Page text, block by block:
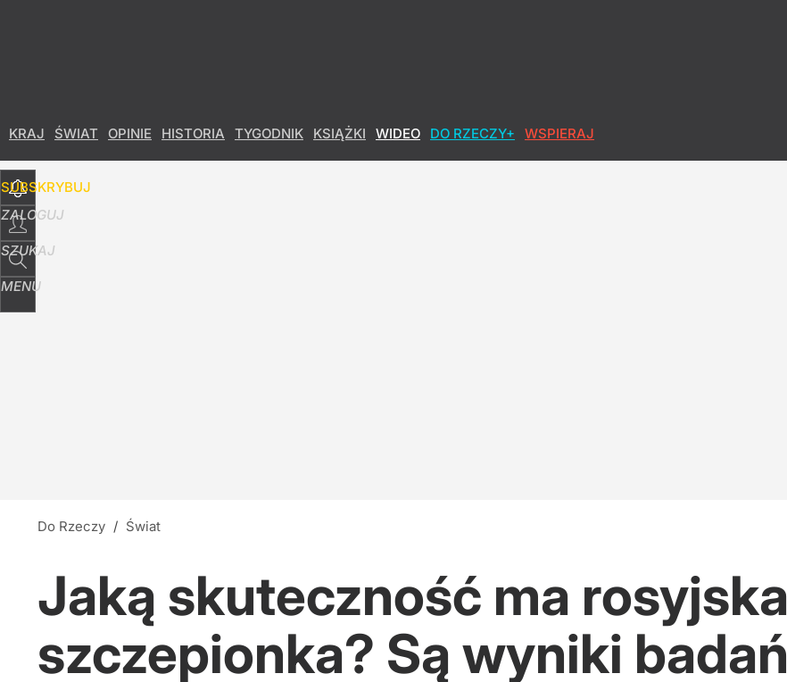
KRAJ ŚWIAT OPINIE HISTORIA TYGODNIK KSIĄŻKI WIDEO DO RZECZY+ WSPIERAJ
SUBSKRYBUJ
ZALOGUJ
SZUKAJ
MENU
Do Rzeczy / Świat
Jaką skuteczność ma rosyjska
szczepionka? Są wyniki badań